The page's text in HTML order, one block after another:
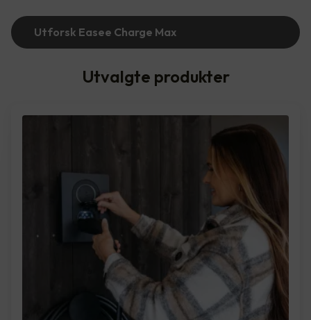
Utforsk Easee Charge Max
Utvalgte produkter